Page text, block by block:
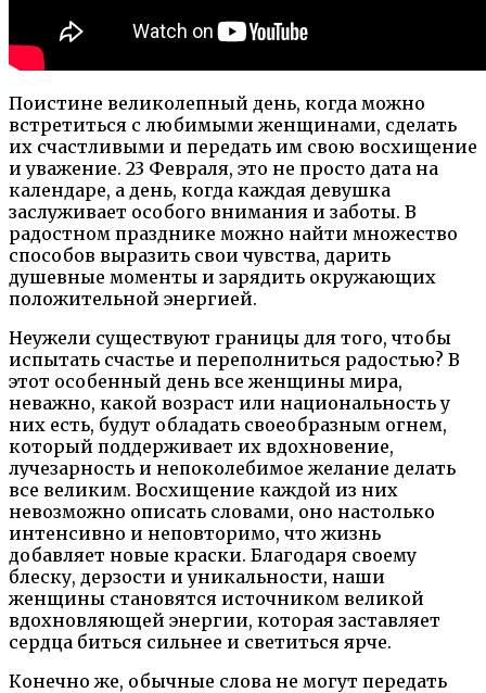
Поистине великолепный день, когда можно
встретиться с любимыми женщинами, сделать
их счастливыми и передать им свою восхищение
и уважение. 23 Февраля, это не просто дата на
календаре, а день, когда каждая девушка
заслуживает особого внимания и заботы. В
радостном празднике можно найти множество
способов выразить свои чувства, дарить
душевные моменты и зарядить окружающих
положительной энергией.
Неужели существуют границы для того, чтобы
испытать счастье и переполниться радостью? В
этот особенный день все женщины мира,
неважно, какой возраст или национальность у
них есть, будут обладать своеобразным огнем,
который поддерживает их вдохновение,
лучезарность и непоколебимое желание делать
все великим. Восхищение каждой из них
невозможно описать словами, оно настолько
интенсивно и неповторимо, что жизнь
добавляет новые краски. Благодаря своему
блеску, дерзости и уникальности, наши
женщины становятся источником великой
вдохновляющей энергии, которая заставляет
сердца биться сильнее и светиться ярче.
Конечно же, обычные слова не могут передать